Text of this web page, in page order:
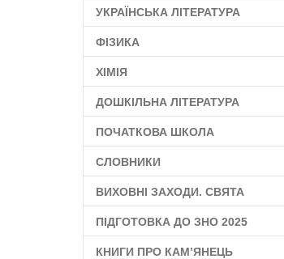
УКРАЇНСЬКА ЛІТЕРАТУРА
ФІЗИКА
ХІМІЯ
ДОШКІЛЬНА ЛІТЕРАТУРА
ПОЧАТКОВА ШКОЛА
СЛОВНИКИ
ВИХОВНІ ЗАХОДИ. СВЯТА
ПІДГОТОВКА ДО ЗНО 2025
КНИГИ ПРО КАМ’ЯНЕЦЬ